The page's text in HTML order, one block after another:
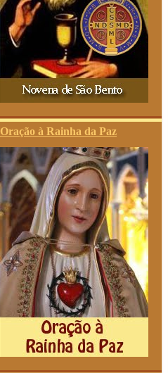
Oração à Rainha da Paz